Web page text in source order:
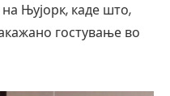
Њујорк, каде што,
гостување во